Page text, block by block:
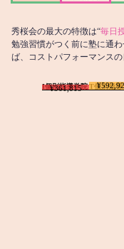
秀桜会の最大の特徴は“毎日
勉強習慣がつく前に塾に通
ば、コストパフォーマンス
I個別指導学院
¥361,815 T個別指導